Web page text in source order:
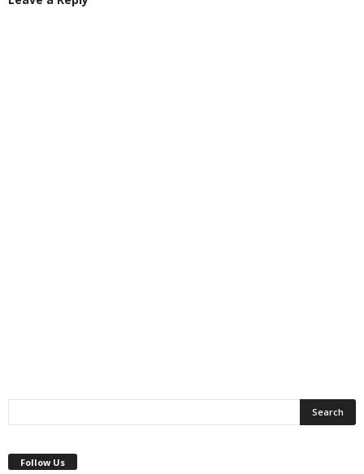
Follow Us